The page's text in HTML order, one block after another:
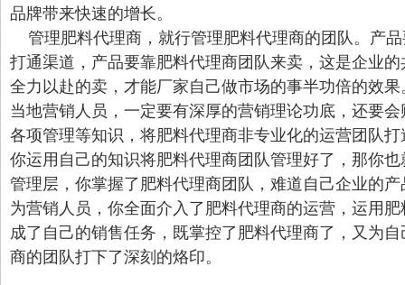
品牌带来快速的增长。
管理肥料代理商，就行管理肥料代理商的团队。产
打通渠道，产品要靠肥料代理商团队来卖，这是企业
全力以赴的卖，才能厂家自己做市场的事半功倍的效
当地营销人员，一定要有深厚的营销理论功底，还要
各项管理等知识，将肥料代理商非专业化的运营团队
你运用自己的知识将肥料代理商团队管理好了，那你
管理层，你掌握了肥料代理商团队，难道自己企业的
为营销人员，你全面介入了肥料代理商的运营，运用
成了自己的销售任务，既掌控了肥料代理商了，又为
商的团队打下了深刻的烙印。